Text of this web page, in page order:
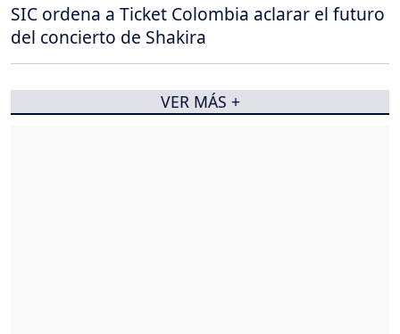
SIC ordena a Ticket Colombia aclarar el futuro
del concierto de Shakira
VER MÁS +